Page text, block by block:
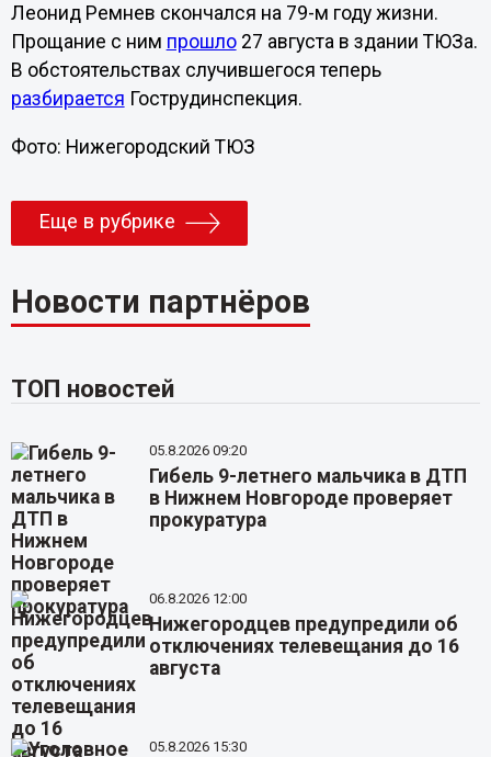
Леонид Ремнев скончался на 79-м году жизни.
Прощание с ним прошло27 августа в здании ТЮЗа.
В обстоятельствах случившегося теперь
разбирается Гострудинспекция.
Фото: Нижегородский ТЮЗ
Еще в рубрике
Новости партнёров
ТОП новостей
05.8.2026 09:20
Гибель 9-летнего мальчика в ДТП
в Нижнем Новгороде проверяет
прокуратура
06.8.2026 12:00
Нижегородцев предупредили об
отключениях телевещания до 16
августа
05.8.2026 15:30